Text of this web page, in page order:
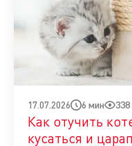
17.07.2026 6 мин 338
Как отучить
кусаться и